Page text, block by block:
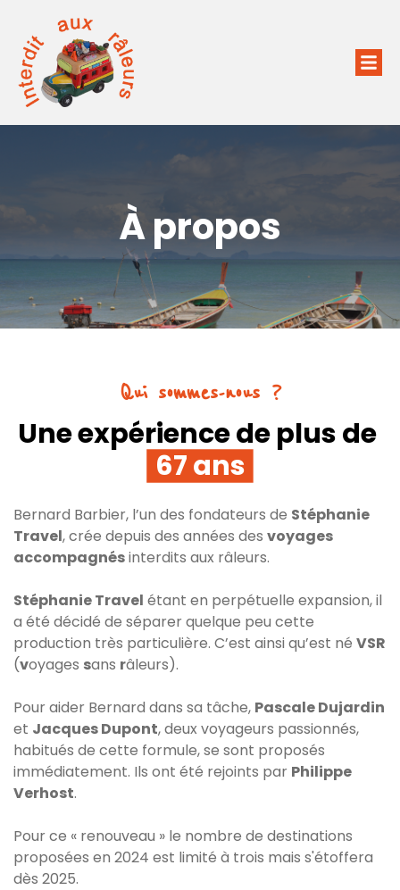
À propos
Qui sommes-nous ?
Une expérience de plus de
67 ans
Bernard Barbier, l’un des fondateurs de Stéphanie
Travel, crée depuis des années des voyages
accompagnésinterdits aux râleurs.
Stéphanie Travel étant en perpétuelle expansion, il
a été décidé de séparer quelque peu cette
production très particulière. C’est ainsi qu’est né VSR
(voyages sans râleurs).
Pour aider Bernard dans sa tâche, Pascale Dujardin
et Jacques Dupont, deux voyageurs passionnés,
habitués de cette formule, se sont proposés
immédiatement. Ils ont été rejoints par Philippe
Verhost.
Pour ce « renouveau » le nombre de destinations
proposées en 2024 est limité à trois mais s'étoffera
dès 2025.